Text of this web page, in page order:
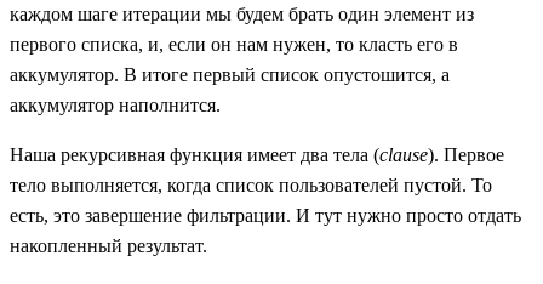
каждом шаге итерации мы будем брать один элемент из
первого списка, и, если он нам нужен, то класть его в
аккумулятор. В итоге первый список опустошится, а
аккумулятор наполнится.
Наша рекурсивная функция имеет два тела (clause). Первое
тело выполняется, когда список пользователей пустой. То
есть, это завершение фильтрации. И тут нужно просто отдать
накопленный результат.